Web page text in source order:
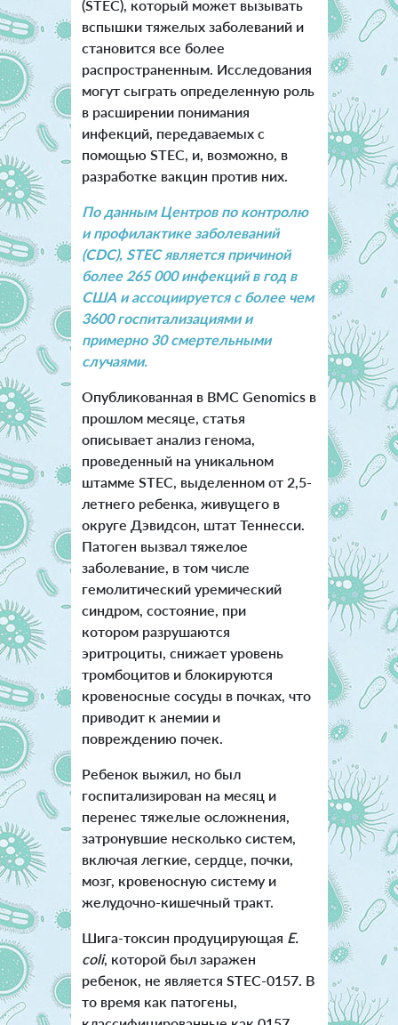
(STEC), который может вызывать
вспышки тяжелых заболеваний и
становится все более
распространенным. Исследования
могут сыграть определенную роль
в расширении понимания
инфекций, передаваемых с
помощью STEC, и, возможно, в
разработке вакцин против них.
По данным Центров по контролю
и профилактике заболеваний
(CDC), STEC является причиной
более 265 000 инфекций в год в
США и ассоциируется с более чем
3600 госпитализациями и
примерно 30 смертельными
случаями.
Опубликованная в BMC Genomics в
прошлом месяце, статья
описывает анализ генома,
проведенный на уникальном
штамме STEC, выделенном от 2,5-
летнего ребенка, живущего в
округе Дэвидсон, штат Теннесси.
Патоген вызвал тяжелое
заболевание, в том числе
гемолитический уремический
синдром, состояние, при
котором разрушаются
эритроциты, снижает уровень
тромбоцитов и блокируются
кровеносные сосуды в почках, что
приводит к анемии и
повреждению почек.
Ребенок выжил, но был
госпитализирован на месяц и
перенес тяжелые осложнения,
затронувшие несколько систем,
включая легкие, сердце, почки,
мозг, кровеносную систему и
желудочно-кишечный тракт.
Шига-токсин продуцирующая E.
coli, которой был заражен
ребенок, не является STEC-0157. В
то время как патогены,